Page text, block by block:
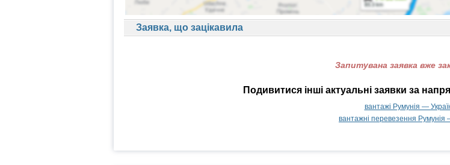
Заявка, що зацікавила
Запитувана заявка вже
Подивитися інші актуальні заявки за
вантажі Румунія —
вантажні перевезення Румунія